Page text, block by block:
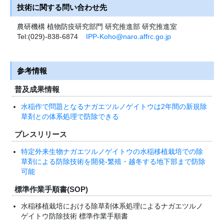
技術に関する問い合わせ先
農研機構 植物防疫研究部門 研究推進部 研究推進室
Tel:(029)-838-6874
IPP-Koho@naro.affrc.go.jp
参考情報
普及成果情報
水稲作で問題となるナガエツルノゲイトウは2年間の新規除
草剤との体系処理で防除できる
プレスリリース
特定外来生物ナガエツルノゲイトウの水稲移植栽培での除
草剤による防除技術を開発-繁殖・越冬する地下部まで防除
可能
標準作業手順書(SOP)
水稲移植栽培における除草剤体系処理によるナガエツルノ
ゲイトウ防除技術 標準作業手順書